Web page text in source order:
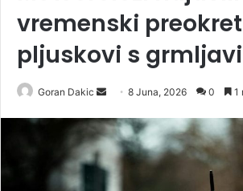
vremenski
pljuskovi s
Goran Dakic
n
a
n
8 Juna, 2026 0 1